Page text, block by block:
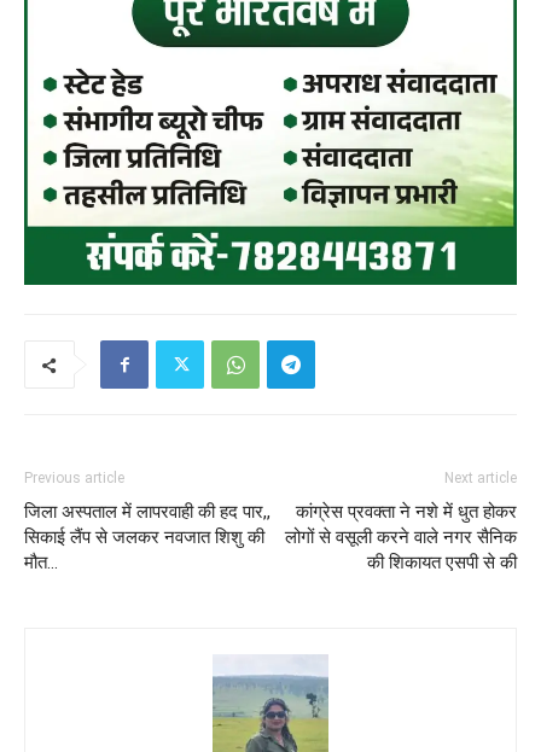
Previous article
जिला अस्पताल में लापरवाही की हद पार,,
सिकाई लैंप से जलकर नवजात शिशु की
मौत…
Next article
कांग्रेस प्रवक्ता ने नशे में धुत होकर
लोगों से वसूली करने वाले नगर सैनिक
की शिकायत एसपी से की